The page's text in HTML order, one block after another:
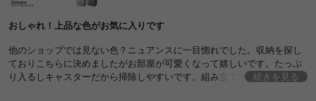
い スリム リビング カフェ 一人暮らし ワンルー
おしゃれ！上品な色がお気に入りです
他のショップでは見ない色？ニュアンスに一目惚れでした。収納を探し
ておりこちらに決めましたがお部屋が可愛くなって嬉しいです。たっぷ
り入るしキャスターだから掃除しやすいです。組み立ては不慣れでした
続きを見る